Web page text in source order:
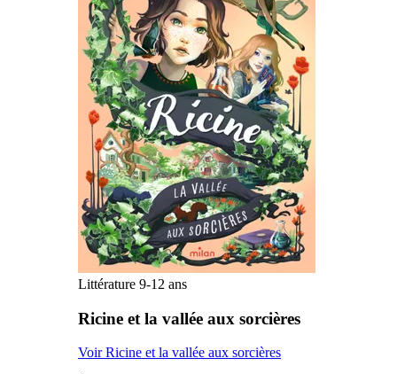
Littérature 9-12 ans
Ricine et la vallée aux sorcières
Voir Ricine et la vallée aux sorcières